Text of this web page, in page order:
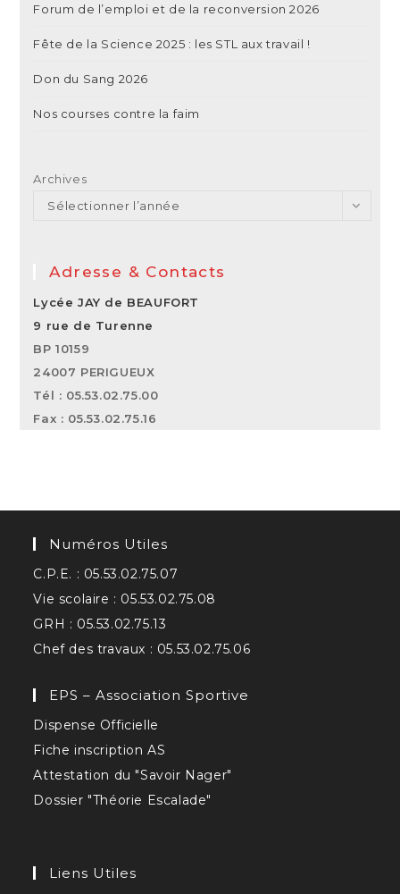
Forum de l’emploi et de la reconversion 2026
Fête de la Science 2025 : les STL aux travail !
Don du Sang 2026
Nos courses contre la faim
Archives
Sélectionner l’année
Adresse & Contacts
Lycée JAY de BEAUFORT
9 rue de Turenne
BP 10159
24007 PERIGUEUX
Tél : 05.53.02.75.00
Fax : 05.53.02.75.16
Numéros Utiles
C.P.E. : 05.53.02.75.07
Vie scolaire : 05.53.02.75.08
GRH : 05.53.02.75.13
Chef des travaux : 05.53.02.75.06
EPS – Association Sportive
Dispense Officielle
Fiche inscription AS
Attestation du "Savoir Nager"
Dossier "Théorie Escalade"
Liens Utiles